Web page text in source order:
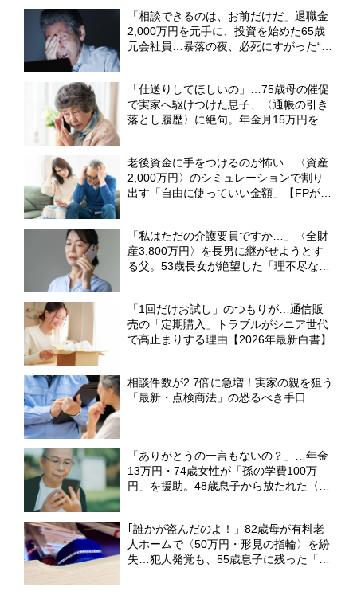
「相談できるのは、お前だけだ」退職金
2,000万円を元手に、投資を始めた65歳
元会社員…暴落の夜、必死にすがった“ま
「仕送りしてほしいの」…75歳母の催促
で実家へ駆けつけた息子、〈通帳の引き
落とし履歴〉に絶句。年金月15万円を食
老後資金に手をつけるのが怖い…〈資産
2,000万円〉のシミュレーションで割り
出す「自由に使っていい金額」【FPが解
「私はただの介護要員ですか…」〈全財
産3,800万円〉を長男に継がせようとす
る父。53歳長女が絶望した「理不尽な要
「1回だけお試し」のつもりが…通信販
売の「定期購入」トラブルがシニア世代
で高止まりする理由【2026年最新白書】
相談件数が2.7倍に急増！実家の親を狙う
「最新・点検商法」の恐るべき手口
「ありがとうの一言もないの？」…年金
13万円・74歳女性が「孫の学費100万
円」を援助。48歳息子から放たれた〈非
｢誰かが盗んだのよ！」82歳母が有料老
人ホームで〈50万円・形見の指輪〉を紛
失…犯人発覚も、55歳息子に残った「や